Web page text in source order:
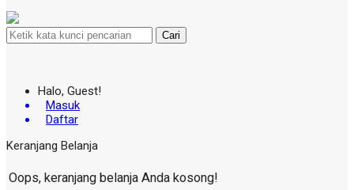
Cari
Halo, Guest!
Masuk
Daftar
Keranjang Belanja
Oops, keranjang belanja Anda kosong!